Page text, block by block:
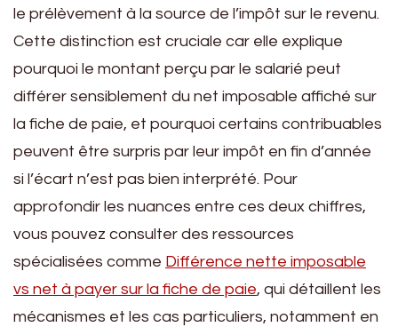
le prélèvement à la source de l’impôt sur le revenu.
Cette distinction est cruciale car elle explique
pourquoi le montant perçu par le salarié peut
différer sensiblement du net imposable affiché sur
la fiche de paie, et pourquoi certains contribuables
peuvent être surpris par leur impôt en fin d’année
si l’écart n’est pas bien interprété. Pour
approfondir les nuances entre ces deux chiffres,
vous pouvez consulter des ressources
spécialisées comme Différence nette imposable
vs net à payer sur la fiche de paie, qui détaillent les
mécanismes et les cas particuliers, notamment en